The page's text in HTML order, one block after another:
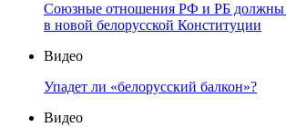
Союзные отношения РФ и РБ должны
в новой белорусской Конституции
Видео
Упадет ли «белорусский балкон»?
Видео